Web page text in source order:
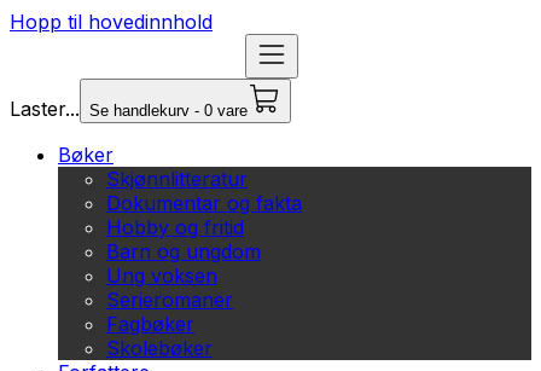
Hopp til hovedinnhold
Laster... Se handlekurv - 0 vare
Bøker
Skjønnlitteratur
Dokumentar og fakta
Hobby og fritid
Barn og ungdom
Ung voksen
Serieromaner
Fagbøker
Skolebøker